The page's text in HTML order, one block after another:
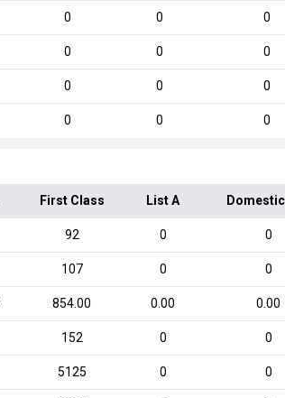
0 0 0
0 0 0
0 0 0
0 0 0
First Class List A
92 0 0
107 0 0
854.00 0.00 0.00
152 0 0
5125 0 0